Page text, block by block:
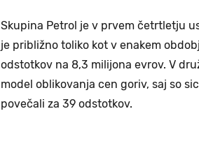
Skupina Petrol je v prvem četrtletju
je približno toliko kot v enakem
odstotkov na 8,3 milijona evrov. V
model oblikovanja cen goriv, saj so
povečali za 39 odstotkov.